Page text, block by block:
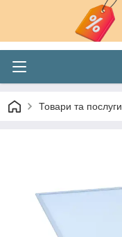
Товари та послуги